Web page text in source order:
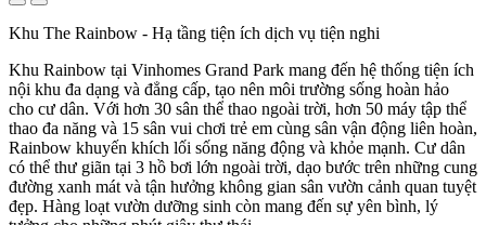
Khu The Rainbow - Hạ tầng tiện ích dịch vụ tiện nghi
Khu Rainbow tại Vinhomes Grand Park mang đến hệ thống tiện ích
nội khu đa dạng và đẳng cấp, tạo nên môi trường sống hoàn hảo
cho cư dân. Với hơn 30 sân thể thao ngoài trời, hơn 50 máy tập thể
thao đa năng và 15 sân vui chơi trẻ em cùng sân vận động liên hoàn,
Rainbow khuyến khích lối sống năng động và khỏe mạnh. Cư dân
có thể thư giãn tại 3 hồ bơi lớn ngoài trời, dạo bước trên những cung
đường xanh mát và tận hưởng không gian sân vườn cảnh quan tuyệt
đẹp. Hàng loạt vườn dưỡng sinh còn mang đến sự yên bình, lý